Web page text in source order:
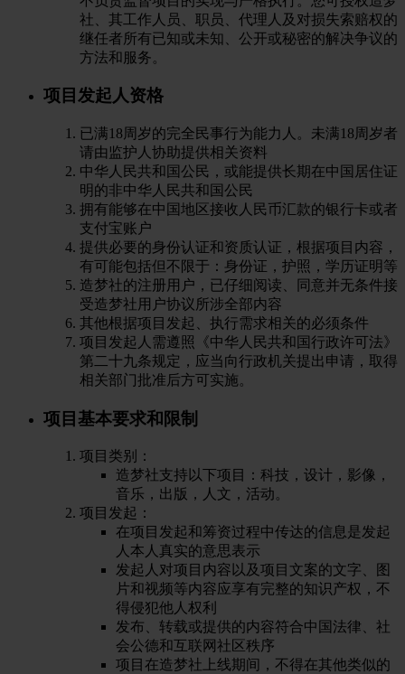
社、其工作人员、职员、代理人及对损失索赔权的
继任者所有已知或未知、公开或秘密的解决争议的
方法和服务。
项目发起人资格
已满18周岁的完全民事行为能力人。未满18周岁者
请由监护人协助提供相关资料
中华人民共和国公民，或能提供长期在中国居住证
明的非中华人民共和国公民
拥有能够在中国地区接收人民币汇款的银行卡或者
支付宝账户
提供必要的身份认证和资质认证，根据项目内容，
有可能包括但不限于：身份证，护照，学历证明等
造梦社的注册用户，已仔细阅读、同意并无条件接
受造梦社用户协议所涉全部内容
其他根据项目发起、执行需求相关的必须条件
项目发起人需遵照《中华人民共和国行政许可法》
第二十九条规定，应当向行政机关提出申请，取得
相关部门批准后方可实施。
项目基本要求和限制
项目类别：
造梦社支持以下项目：科技，设计，影像，
音乐，出版，人文，活动。
项目发起：
在项目发起和筹资过程中传达的信息是发起
人本人真实的意思表示
发起人对项目内容以及项目文案的文字、图
片和视频等内容应享有完整的知识产权，不
得侵犯他人权利
发布、转载或提供的内容符合中国法律、社
会公德和互联网社区秩序
项目在造梦社上线期间，不得在其他类似的